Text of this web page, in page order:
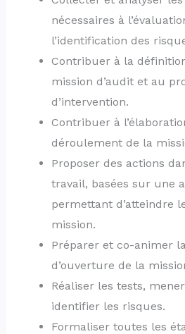
nécessaires à
l’identification des
Contribuer à la
mission d’audit et au
d’intervention.
Contribuer à
déroulement de la
Proposer des actions
travail, basées sur une
permettant d’atteindre
mission.
Préparer et co-animer
d’ouverture de la
Réaliser les tests,
identifier les risques.
Formaliser toutes les